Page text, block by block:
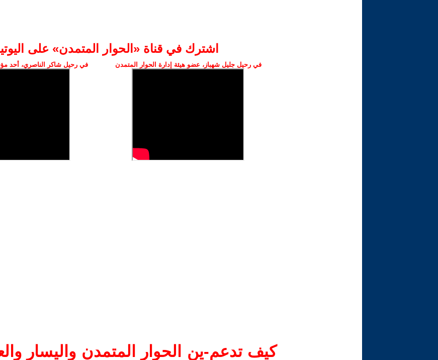
اشترك في قناة ‫«الحوار المتمدن» على
في رحيل جليل شهباز، عضو هيئة إدارة الحوار المتمدن في رحيل شاكر الناصري، أحد
كيف تدعم-ين الحوار المتمدن واليسار